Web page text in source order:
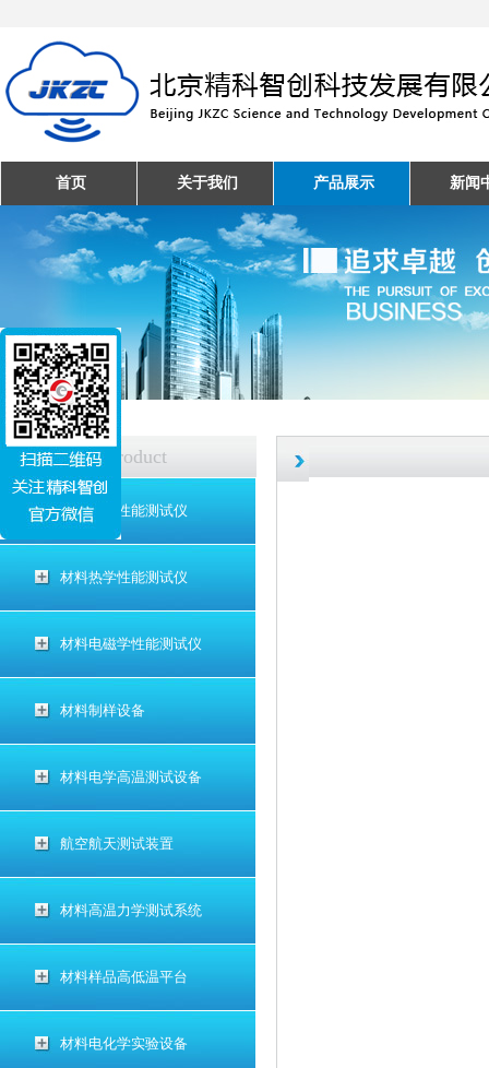
首页 关于我们 产品展示 新闻
产品中心 Product
材料电学性能测试仪
材料热学性能测试仪
材料电磁学性能测试仪
材料制样设备
材料电学高温测试设备
航空航天测试装置
材料高温力学测试系统
材料样品高低温平台
材料电化学实验设备